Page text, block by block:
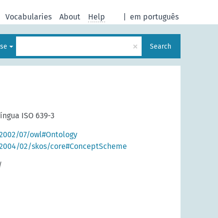
em português
Vocabularies About Help
× Search
ISO 639-3
07/owl#Ontology
02/skos/core#ConceptScheme